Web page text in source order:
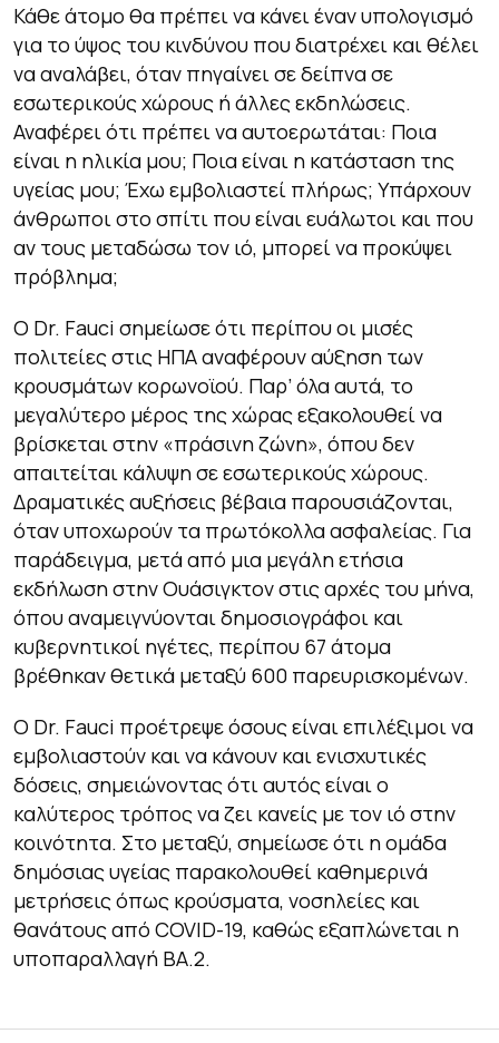
Κάθε άτομο θα πρέπει να κάνει έναν υπολογισμό
για το ύψος του κινδύνου που διατρέχει και θέλει
να αναλάβει, όταν πηγαίνει σε δείπνα σε
εσωτερικούς χώρους ή άλλες εκδηλώσεις.
Αναφέρει ότι πρέπει να αυτοερωτάται: Ποια
είναι η ηλικία μου; Ποια είναι η κατάσταση της
υγείας μου; Έχω εμβολιαστεί πλήρως; Υπάρχουν
άνθρωποι στο σπίτι που είναι ευάλωτοι και που
αν τους μεταδώσω τον ιό, μπορεί να προκύψει
πρόβλημα;
Ο Dr. Fauci σημείωσε ότι περίπου οι μισές
πολιτείες στις ΗΠΑ αναφέρουν αύξηση των
κρουσμάτων κορωνοϊού. Παρ’ όλα αυτά, το
μεγαλύτερο μέρος της χώρας εξακολουθεί να
βρίσκεται στην «πράσινη ζώνη», όπου δεν
απαιτείται κάλυψη σε εσωτερικούς χώρους.
Δραματικές αυξήσεις βέβαια παρουσιάζονται,
όταν υποχωρούν τα πρωτόκολλα ασφαλείας. Για
παράδειγμα, μετά από μια μεγάλη ετήσια
εκδήλωση στην Ουάσιγκτον στις αρχές του μήνα,
όπου αναμειγνύονται δημοσιογράφοι και
κυβερνητικοί ηγέτες, περίπου 67 άτομα
βρέθηκαν θετικά μεταξύ 600 παρευρισκομένων.
Ο Dr. Fauci προέτρεψε όσους είναι επιλέξιμοι να
εμβολιαστούν και να κάνουν και ενισχυτικές
δόσεις, σημειώνοντας ότι αυτός είναι ο
καλύτερος τρόπος να ζει κανείς με τον ιό στην
κοινότητα. Στο μεταξύ, σημείωσε ότι η ομάδα
δημόσιας υγείας παρακολουθεί καθημερινά
μετρήσεις όπως κρούσματα, νοσηλείες και
θανάτους από COVID-19, καθώς εξαπλώνεται η
υποπαραλλαγή BA.2.